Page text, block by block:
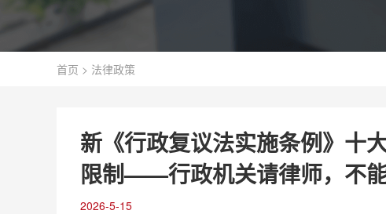
首页 > 法律政策
新《行政复议法实施条例》十
限制——行政机关请律师，不
2026-5-15